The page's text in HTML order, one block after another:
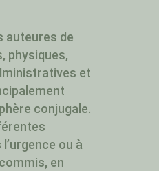
auteures de
physiques,
et
conjugale.
ou à
en